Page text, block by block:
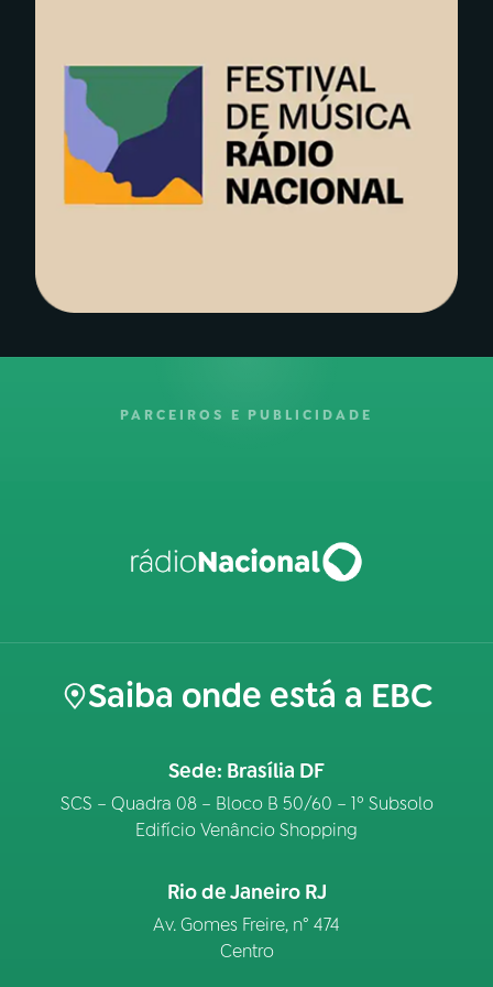
PARCEIROS E PUBLICIDADE
Saiba onde está a EBC
Sede: Brasília DF
SCS – Quadra 08 – Bloco B 50/60 – 1º Subsolo
Edifício Venâncio Shopping
Rio de Janeiro RJ
Av. Gomes Freire, n° 474
Centro